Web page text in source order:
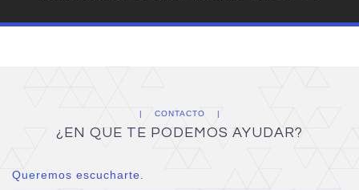
CONTACTO
¿EN QUE TE PODEMOS AYUDAR?
Queremos escucharte.